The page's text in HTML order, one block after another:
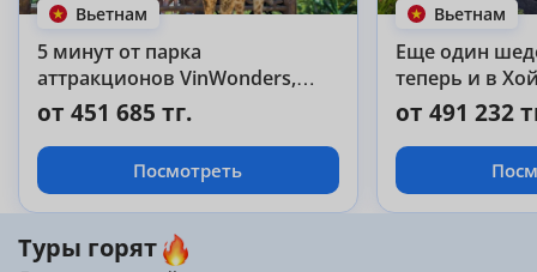
Вьетнам
5 минут от парка
аттракционов VinWonders,
сафари-парка - сетевой
от 451 685 тг.
Посмотреть
Вьетнам
Еще один
теперь и в
от 491 232
Туры горят